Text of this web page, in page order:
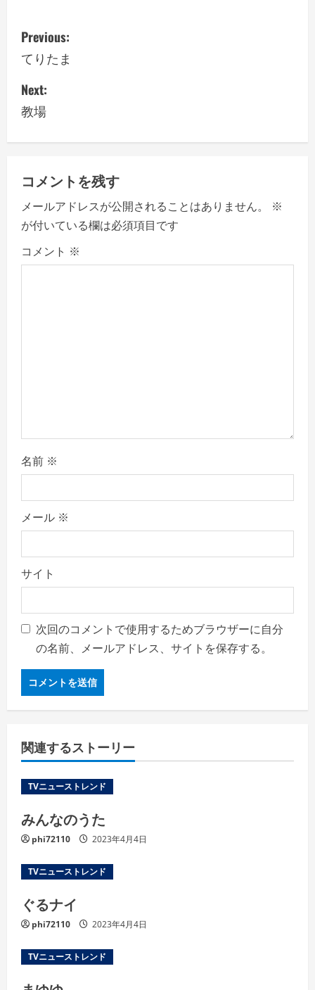
P
o
s
t
n
a
v
i
g
Previous:
てりたま
Next:
教場
コメントを残す
メールアドレスが公開されることはありません。
※
が付いている欄は必須項目です
コメント ※
名前 ※
メール ※
サイト
次回のコメントで使用するためブラウザーに自分
の名前、メールアドレス、サイトを保存する。
関連するストーリー
TVニューストレンド
みんなのうた
phi72110 2023年4月4日
TVニューストレンド
ぐるナイ
phi72110 2023年4月4日
TVニューストレンド